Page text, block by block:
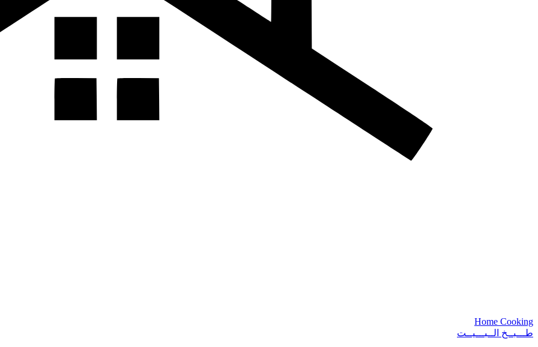
Home Cooking
طـــبــخ الــبـــيــت